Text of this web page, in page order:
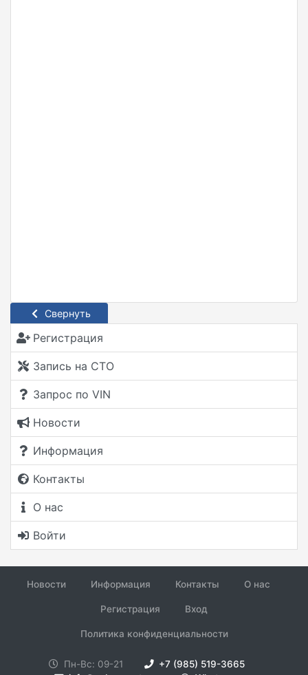
Свернуть
Регистрация
Запись на СТО
Запрос по VIN
Новости
Информация
Контакты
О нас
Войти
Новости Информация Контакты О нас
Регистрация Вход
Политика конфиденциальности
Пн-Вс: 09-21
+7 (985) 519-3665